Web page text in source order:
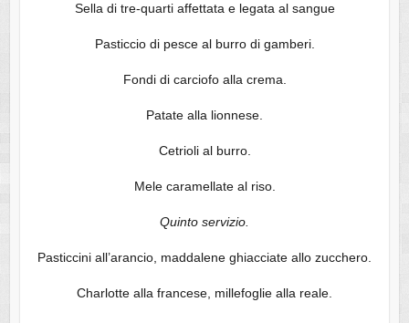
Sella di tre-quarti affettata e legata al sangue
Pasticcio di pesce al burro di gamberi.
Fondi di carciofo alla crema.
Patate alla lionnese.
Cetrioli al burro.
Mele caramellate al riso.
Quinto servizio.
Pasticcini all’arancio, maddalene ghiacciate allo zucchero.
Charlotte alla francese, millefoglie alla reale.